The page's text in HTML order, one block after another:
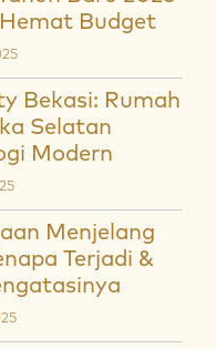
Budget
Bekasi: Rumah
Selatan
Modern
Menjelang
Terjadi &